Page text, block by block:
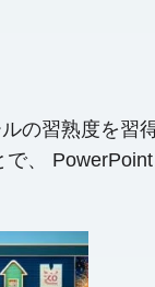
の習熟度を習
、